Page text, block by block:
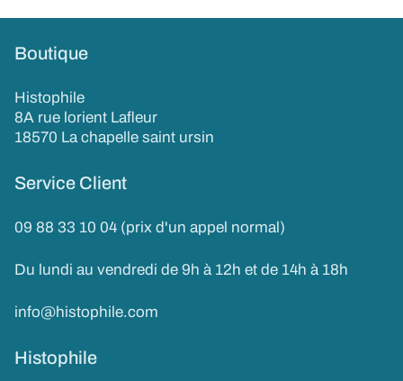
Boutique
Histophile
8A rue lorient Lafleur
18570 La chapelle saint ursin
Service Client
09 88 33 10 04 (prix d'un appel normal)
Du lundi au vendredi de 9h à 12h et de 14h à 18h
info@histophile.com
Histophile